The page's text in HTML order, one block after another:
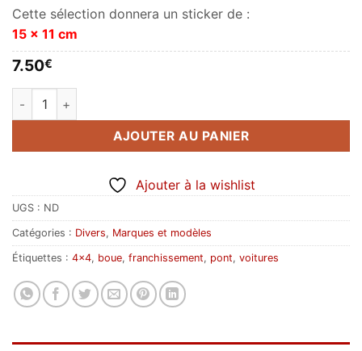
Cette sélection donnera un sticker de :
15 x 11 cm
7.50€
quantité de Cherok'ster logo
AJOUTER AU PANIER
Ajouter à la wishlist
UGS : ND
Catégories : Divers, Marques et modèles
Étiquettes : 4x4, boue, franchissement, pont, voitures